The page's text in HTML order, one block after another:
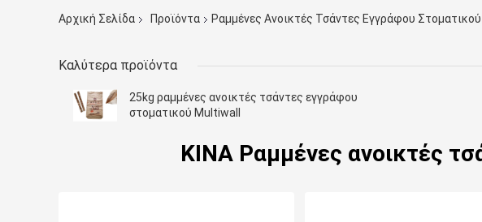
Αρχική Σελίδα Προϊόντα Ραμμένες Ανοικτές Τσάντες Εγγράφου
Καλύτερα προϊόντα
25kg ραμμένες ανοικτές τσάντες εγγράφου
στοματικού Multiwall
ΚΙΝΑ Ραμμένες ανοικτές